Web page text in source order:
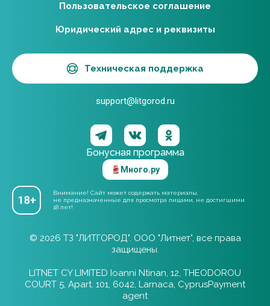
Бонусная программа
Много.ру
Внимание! Сайт может содержать материалы,
не предназначенные для просмотра лицами, не достигшими
18 лет!
Пользовательское соглашение
Юридический адрес и реквизиты
Техническая поддержка
support@litgorod.ru
© 2026 ТЗ "ЛИТГОРОД". ООО "Литнет", все права
защищены.
LITNET CY LIMITED Ioanni Ntinan, 12, THEODOROU
COURT 5, Apart. 101, 6042, Larnaca, CyprusPayment
agent